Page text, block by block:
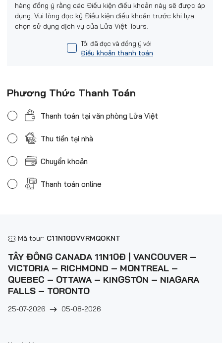
hàng đồng ý rằng các Điều kiện điều khoản này sẽ được áp
dụng. Vui lòng đọc kỹ Điều kiện điều khoản trước khi lựa
chọn sử dụng dịch vụ của Lửa Việt Tours.
Tôi đã đọc và đồng ý với
Điều khoản thanh toán
Phương Thức Thanh Toán
Thanh toán tại văn phòng Lửa Việt
Thu tiền tại nhà
Chuyển khoản
Thanh toán online
Mã tour: C11N10DVVRMQOKNT
TÂY ĐÔNG CANADA 11N10Đ | VANCOUVER –
VICTORIA – RICHMOND – MONTREAL –
QUEBEC – OTTAWA – KINGSTON – NIAGARA
FALLS – TORONTO
25-07-2026 05-08-2026